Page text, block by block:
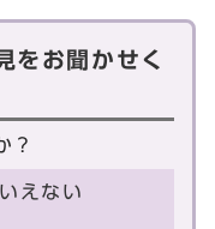
をお聞かせく
？
えない